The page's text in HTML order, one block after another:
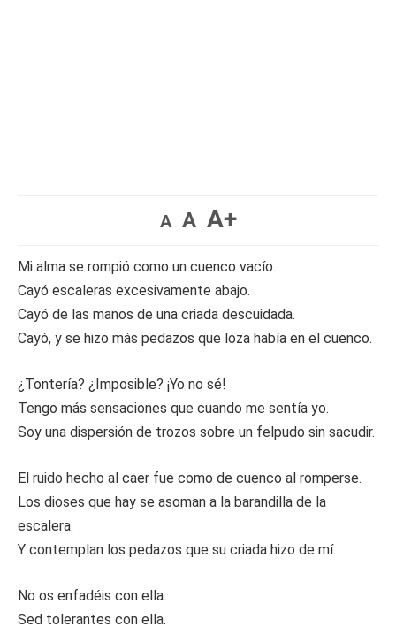
A A A+
Mi alma se rompió como un cuenco vacío.
Cayó escaleras excesivamente abajo.
Cayó de las manos de una criada descuidada.
Cayó, y se hizo más pedazos que loza había en el cuenco.
¿Tontería? ¿Imposible? ¡Yo no sé!
Tengo más sensaciones que cuando me sentía yo.
Soy una dispersión de trozos sobre un felpudo sin sacudir.
El ruido hecho al caer fue como de cuenco al romperse.
Los dioses que hay se asoman a la barandilla de la
escalera.
Y contemplan los pedazos que su criada hizo de mí.
No os enfadéis con ella.
Sed tolerantes con ella.